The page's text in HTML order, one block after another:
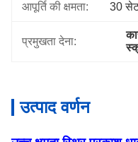
आपूर्ति की क्षमता: 30
प्रमुखता देना:
उत्पाद वर्णन